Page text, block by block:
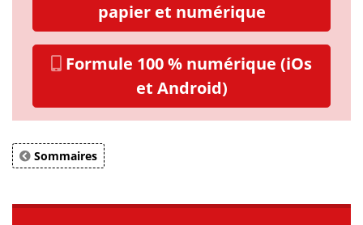
papier et numérique
Formule 100 % numérique (iOs
et Android)
Sommaires